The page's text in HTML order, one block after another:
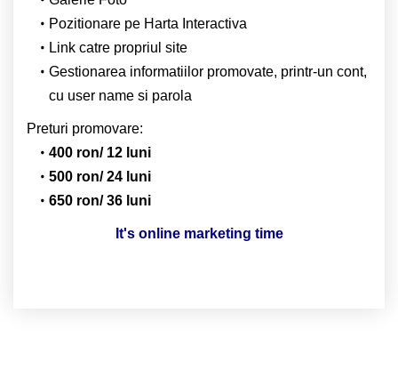
Pozitionare pe Harta Interactiva
Link catre propriul site
Gestionarea informatiilor promovate, printr-un cont,
cu user name si parola
Preturi promovare:
400 ron/ 12 luni
500 ron/ 24 luni
650 ron/ 36 luni
It's online marketing time